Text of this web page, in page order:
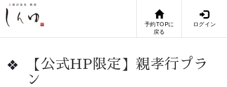
予約TOPに
戻る
ログイン
【公式HP限定】親孝行プラ
ン